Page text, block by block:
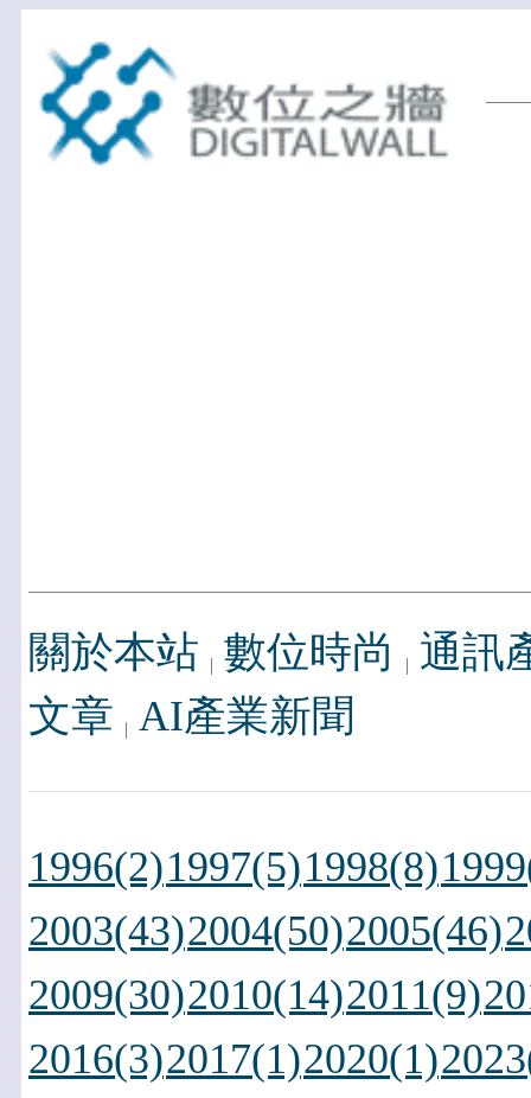
關於本站 數位時尚
通訊
文章 AI產業新聞
1996(2)1997(5)1998(8)
2003(43)2004(50)2005(46)
2009(30)2010(14)2011(9)
2016(3)2017(1)2020(1)